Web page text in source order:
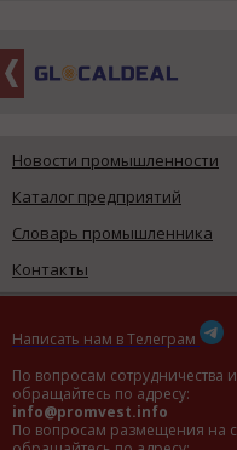
Новости промышленности
Каталог предприятий
Словарь промышленника
Контакты
Написать нам в Телеграм
По вопросам сотрудничества
обращайтесь по адресу:
info@promvest.info
По вопросам размещения на